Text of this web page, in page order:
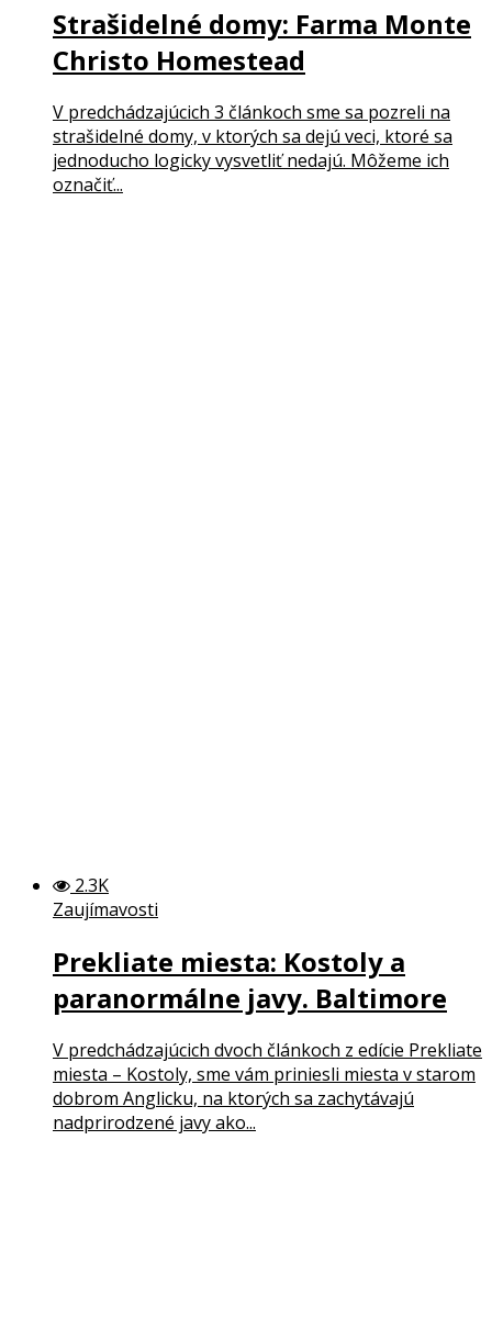
Strašidelné domy: Farma Monte
Christo Homestead
V predchádzajúcich 3 článkoch sme sa pozreli na
strašidelné domy, v ktorých sa dejú veci, ktoré sa
jednoducho logicky vysvetliť nedajú. Môžeme ich
označiť...
2.3K
Zaujímavosti
Prekliate miesta: Kostoly a
paranormálne javy. Baltimore
V predchádzajúcich dvoch článkoch z edície Prekliate
miesta – Kostoly, sme vám priniesli miesta v starom
dobrom Anglicku, na ktorých sa zachytávajú
nadprirodzené javy ako...